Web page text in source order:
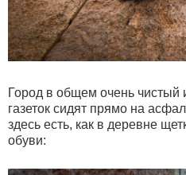
Город в общем очень чистый
газеток сидят прямо на
здесь есть, как в деревне
обуви: